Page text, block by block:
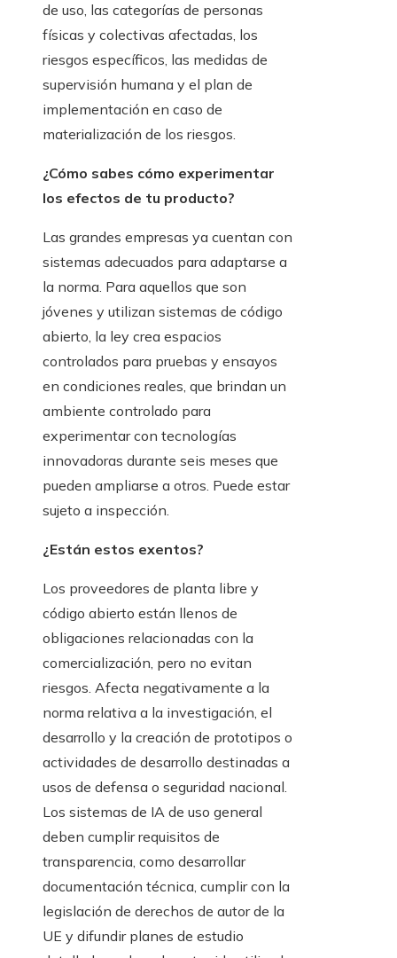
de uso, las categorías de personas
físicas y colectivas afectadas, los
riesgos específicos, las medidas de
supervisión humana y el plan de
implementación en caso de
materialización de los riesgos.
¿Cómo sabes cómo experimentar
los efectos de tu producto?
Las grandes empresas ya cuentan con
sistemas adecuados para adaptarse a
la norma. Para aquellos que son
jóvenes y utilizan sistemas de código
abierto, la ley crea espacios
controlados para pruebas y ensayos
en condiciones reales, que brindan un
ambiente controlado para
experimentar con tecnologías
innovadoras durante seis meses que
pueden ampliarse a otros. Puede estar
sujeto a inspección.
¿Están estos exentos?
Los proveedores de planta libre y
código abierto están llenos de
obligaciones relacionadas con la
comercialización, pero no evitan
riesgos. Afecta negativamente a la
norma relativa a la investigación, el
desarrollo y la creación de prototipos o
actividades de desarrollo destinadas a
usos de defensa o seguridad nacional.
Los sistemas de IA de uso general
deben cumplir requisitos de
transparencia, como desarrollar
documentación técnica, cumplir con la
legislación de derechos de autor de la
UE y difundir planes de estudio